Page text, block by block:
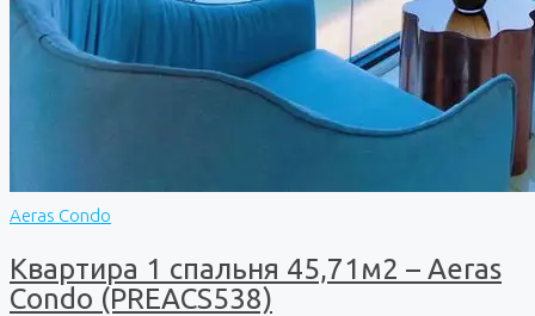
Aeras Condo
Квартира 1 спальня 45,71м2 – Aeras
Condo (PREACS538)